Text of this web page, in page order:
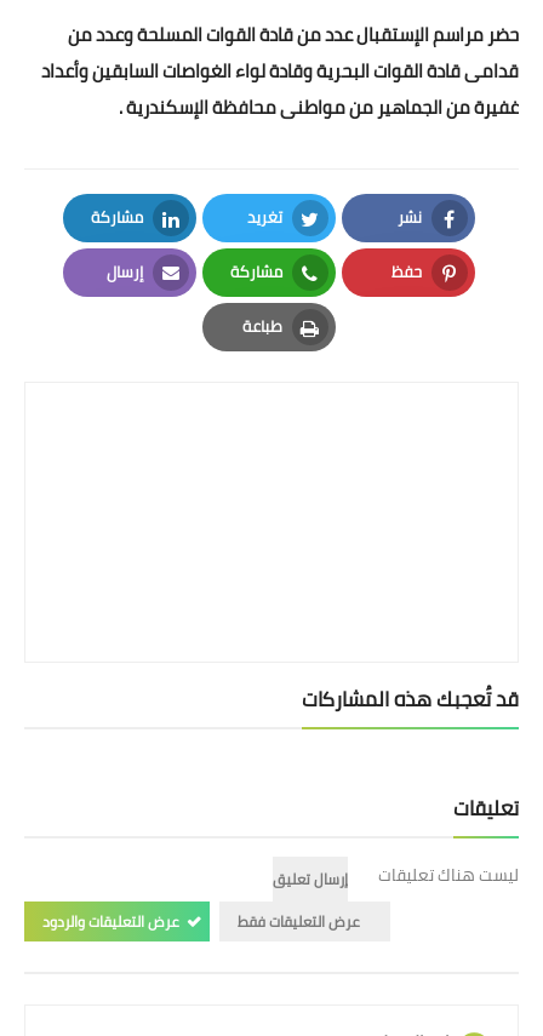
حضر مراسم الإستقبال عدد من قادة القوات المسلحة وعدد من
قدامى قادة القوات البحرية وقادة لواء الغواصات السابقين وأعداد
غفيرة من الجماهير من مواطنى محافظة الإسكندرية .
نشر
Facebook
تغريد
Twitter
مشاركة
LinkedIn
حفظ
Pinterest
مشاركة
Whatsapp
إرسال
Email
طباعة
Print
قد تُعجبك هذه المشاركات
تعليقات
ليست هناك تعليقات
إرسال تعليق
عرض التعليقات فقط
عرض التعليقات والردود